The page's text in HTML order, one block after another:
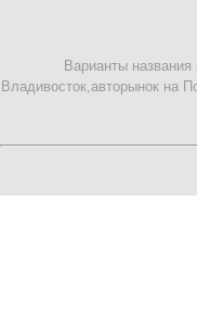
Варианты
Владивосток,авторынок на